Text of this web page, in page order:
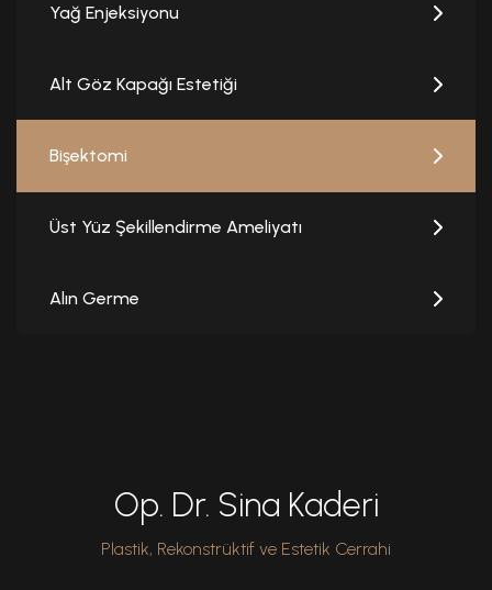
Yağ Enjeksiyonu
Alt Göz Kapağı Estetiği
Bişektomi
Üst Yüz Şekillendirme Ameliyatı
Alın Germe
Op. Dr. Sina Kaderi
Plastik, Rekonstrüktif ve Estetik Cerrahi